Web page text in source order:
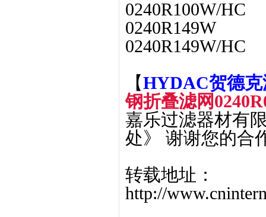
0240R100W/HC
0240R149W
0240R149W/HC
【HYDAC贺德克
钢折叠滤网
嘉乐过滤器材有
处》 谢谢您的合
转载地址：
http://